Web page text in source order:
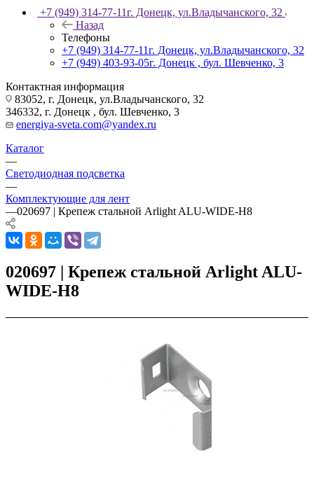
+7 (949) 314-77-11г. Донецк, ул.Владычанского, 32
Назад
Телефоны
+7 (949) 314-77-11г. Донецк, ул.Владычанского, 32
+7 (949) 403-93-05г. Донецк , бул. Шевченко, 3
Контактная информация
83052, г. Донецк, ул.Владычанского, 32
346332, г. Донецк , бул. Шевченко, 3
energiya-sveta.com@yandex.ru
Каталог
—
Светодиодная подсветка
—
Комплектующие для лент
—020697 | Крепеж стальной Arlight ALU-WIDE-H8
020697 | Крепеж стальной Arlight ALU-
WIDE-H8